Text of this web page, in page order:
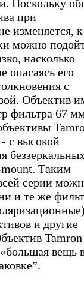
Поскольку
при
изменяется, к
можно
насколько
опасаясь его
с
Объектив
фильтра 67
с высокой
Таким
серии
и те же
и другие
Tamron
вещь